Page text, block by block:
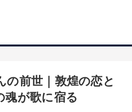
の前世｜敦煌の恋と
魂が歌に宿る